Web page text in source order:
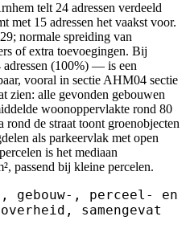
telt 24 adressen verdeeld
15 adressen het vaakst voor.
normale spreiding van
of extra toevoegingen. Bij
(100%) — is een
vooral in sectie AHM04 sectie
zien: alle gevonden gebouwen
woonoppervlakte rond 80
de straat toont groenobjecten
als parkeervlak met open
is het mediaan
passend bij kleine percelen.
gebouw-, perceel- en
samengevat